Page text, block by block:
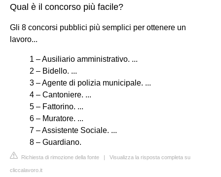
Qual è il concorso più facile?
Gli 8 concorsi pubblici più semplici per ottenere un
lavoro...
1 – Ausiliario amministrativo. ...
2 – Bidello. ...
3 – Agente di polizia municipale. ...
4 – Cantoniere. ...
5 – Fattorino. ...
6 – Muratore. ...
7 – Assistente Sociale. ...
8 – Guardiano.
Richiesta di rimozione della fonte | Visualizza la risposta completa su
cliccalavoro.it